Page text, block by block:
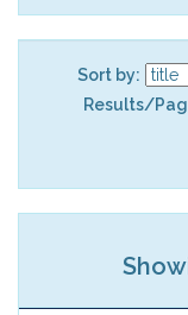
Sort by:
Results/